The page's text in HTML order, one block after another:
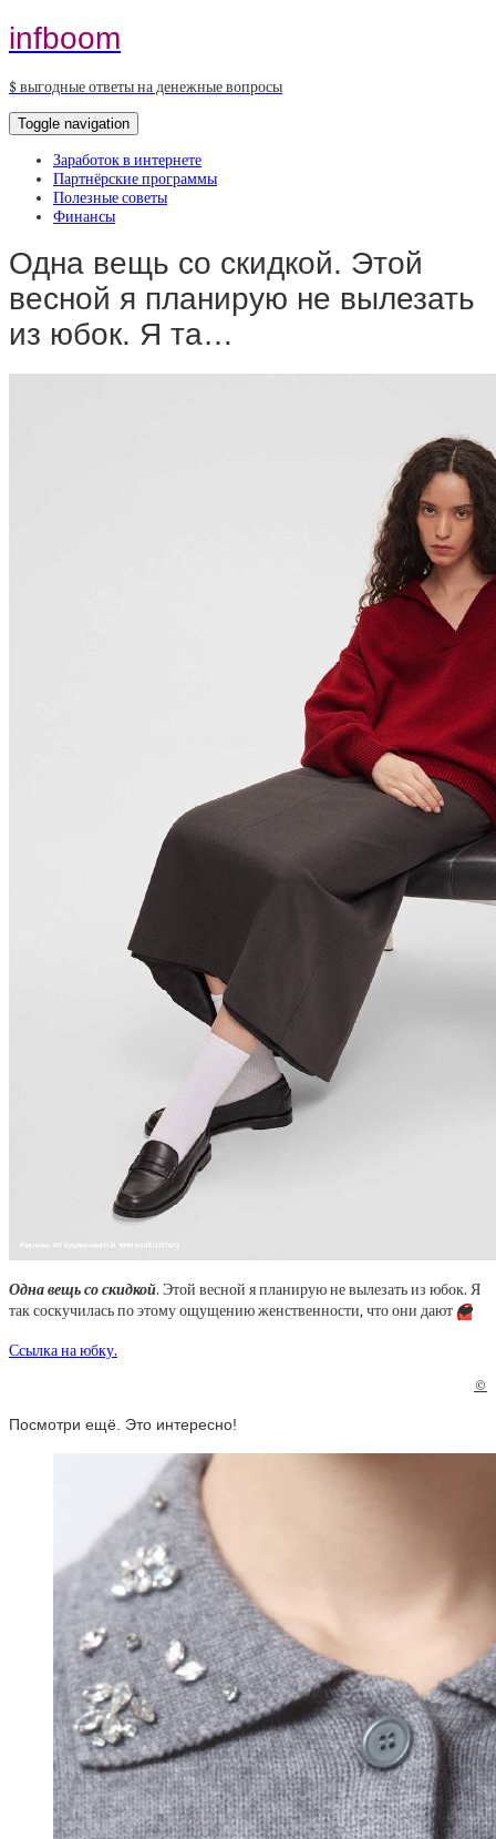
infboom
$ выгодные ответы на денежные вопросы
Toggle navigation
Заработок в интернете
Партнёрские программы
Полезные советы
Финансы
Одна вещь со скидкой. Этой
весной я планирую не вылезать
из юбок. Я та…
Одна вещь со скидкой. Этой весной я планирую не вылезать из юбок. Я
так соскучилась по этому ощущению женственности, что они дают❤️
Ссылка на юбку.
©
Посмотри ещё. Это интересно!